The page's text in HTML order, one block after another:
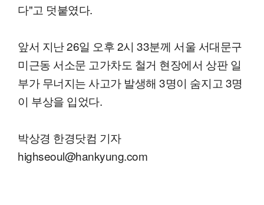
다"고 덧붙였다.
앞서 지난 26일 오후 2시 33분께 서울 서대문구
미근동 서소문 고가차도 철거 현장에서 상판 일
부가 무너지는 사고가 발생해 3명이 숨지고 3명
이 부상을 입었다.
박상경 한경닷컴 기자
highseoul@hankyung.com